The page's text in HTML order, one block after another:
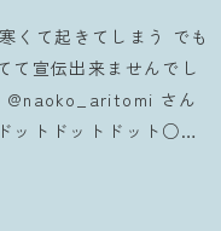
くて起きてしまう でも
て宣伝出来ませんでし
さん
ットドットドット○…